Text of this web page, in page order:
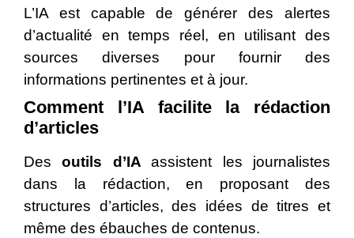
L’IA est capable de générer des alertes
d’actualité en temps réel, en utilisant des
sources diverses pour fournir des
informations pertinentes et à jour.
Comment l’IA facilite la rédaction
d’articles
Desoutils d’IAassistent les journalistes
dans la rédaction, en proposant des
structures d’articles, des idées de titres et
même des ébauches de contenus.